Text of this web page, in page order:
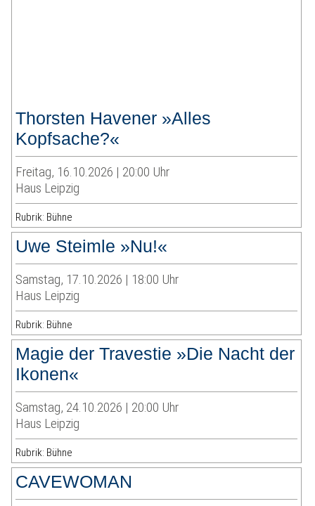
Thorsten Havener »Alles
Kopfsache?«
Freitag, 16.10.2026 | 20:00 Uhr
Haus Leipzig
Rubrik: Bühne
Uwe Steimle »Nu!«
Samstag, 17.10.2026 | 18:00 Uhr
Haus Leipzig
Rubrik: Bühne
Magie der Travestie »Die Nacht der
Ikonen«
Samstag, 24.10.2026 | 20:00 Uhr
Haus Leipzig
Rubrik: Bühne
CAVEWOMAN